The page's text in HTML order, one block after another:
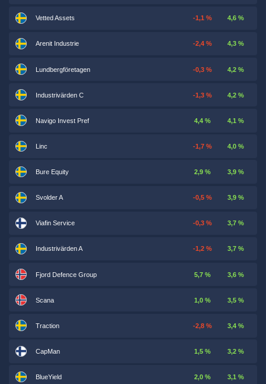
Vetted Assets -1,1 % 4,6 %
Arenit Industrie -2,4 % 4,3 %
Lundbergföretagen -0,3 % 4,2 %
Industrivärden C -1,3 % 4,2 %
Navigo Invest Pref 4,4 % 4,1 %
Linc -1,7 % 4,0 %
Bure Equity 2,9 % 3,9 %
Svolder A -0,5 % 3,9 %
Viafin Service -0,3 % 3,7 %
Industrivärden A -1,2 % 3,7 %
Fjord Defence Group 5,7 % 3,6 %
Scana 1,0 % 3,5 %
Traction -2,8 % 3,4 %
CapMan 1,5 % 3,2 %
BlueYield 2,0 % 3,1 %